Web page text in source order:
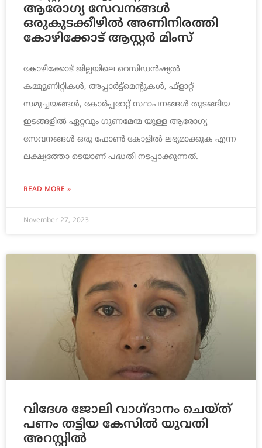
ആരോഗ്യ സേവനങ്ങള്‍
ഒരുകുടക്കീഴില്‍ അണിനിരത്തി
കോഴിക്കോട് ആസ്റ്റര്‍ മിംസ്
കോഴിക്കോട് ജില്ലയിലെ റെസിഡന്‍ഷ്യല്‍
കമ്മ്യൂണിറ്റികള്‍, അപ്പാര്‍ട്ട്മെന്റുകള്‍, ഫ്‌ളാറ്റ്
സമുച്ചയങ്ങള്‍, കോര്‍പ്പറേറ്റ് സ്ഥാപനങ്ങള്‍ തുടങ്ങിയ
ഇടങ്ങളില്‍ ഏറ്റവും ഗുണമേന്മ യുള്ള ആരോഗ്യ
സേവനങ്ങള്‍ ഒരു ഫോണ്‍ കോളില്‍ ലഭ്യമാക്കുക എന്ന
ലക്ഷ്യത്തോ ടെയാണ് പദ്ധതി നടപ്പാക്കുന്നത്.
READ MORE »
November 27, 2023
വിദേശ ജോലി വാഗ്ദാനം ചെയ്ത്
പണം തട്ടിയ കേസില്‍ യുവതി
അറസ്റ്റില്‍